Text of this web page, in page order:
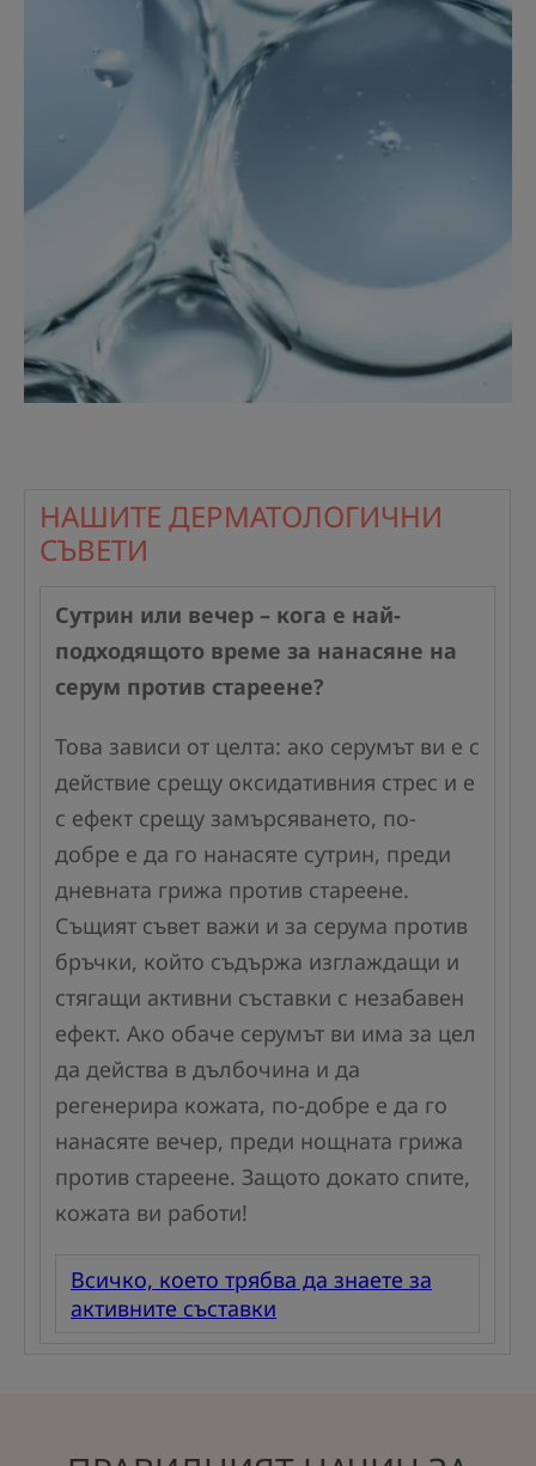
НАШИТЕ ДЕРМАТОЛОГИЧНИ
СЪВЕТИ
Сутрин или вечер – кога е най-
подходящото време за нанасяне на
серум против стареене?
Това зависи от целта: ако серумът ви е с
действие срещу оксидативния стрес и е
с ефект срещу замърсяването, по-
добре е да го нанасяте сутрин, преди
дневната грижа против стареене.
Същият съвет важи и за серума против
бръчки, който съдържа изглаждащи и
стягащи активни съставки с незабавен
ефект. Ако обаче серумът ви има за цел
да действа в дълбочина и да
регенерира кожата, по-добре е да го
нанасяте вечер, преди нощната грижа
против стареене. Защото докато спите,
кожата ви работи!
Всичко, което трябва да знаете за
активните съставки